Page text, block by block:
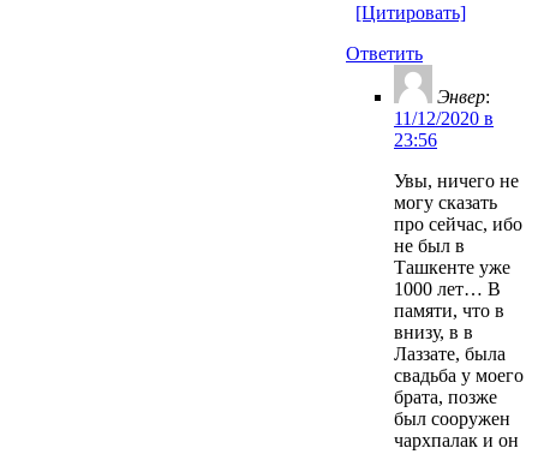
[Цитировать]
Ответить
Энвер:
11/12/2020 в
23:56
Увы, ничего не
могу сказать
про сейчас, ибо
не был в
Ташкенте уже
1000 лет… В
памяти, что в
внизу, в в
Лаззате, была
свадьба у моего
брата, позже
был сооружен
чархпалак и он